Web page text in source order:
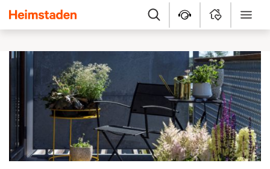
Heimstaden
Søk HjelpesenterMyHomeMeny